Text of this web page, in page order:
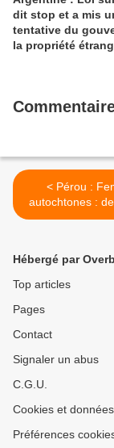
dit stop et a mis
tentative du
la propriété
< Pérou : Femmes
autochtones :
qui révèlent
Hébergé par
Top articles
Pages
Contact
Signaler un abus
C.G.U.
Cookies et
Préférences